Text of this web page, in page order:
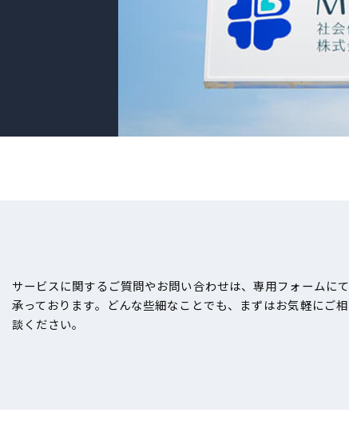
サービスに関するご質問やお問い合わせは、専用フォームにて
承っております。どんな些細なことでも、まずはお気軽にご相
談ください。